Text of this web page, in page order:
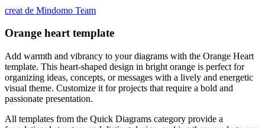
creat de Mindomo Team
Orange heart template
Add warmth and vibrancy to your diagrams with the Orange Heart
template. This heart-shaped design in bright orange is perfect for
organizing ideas, concepts, or messages with a lively and energetic
visual theme. Customize it for projects that require a bold and
passionate presentation.
All templates from the Quick Diagrams category provide a